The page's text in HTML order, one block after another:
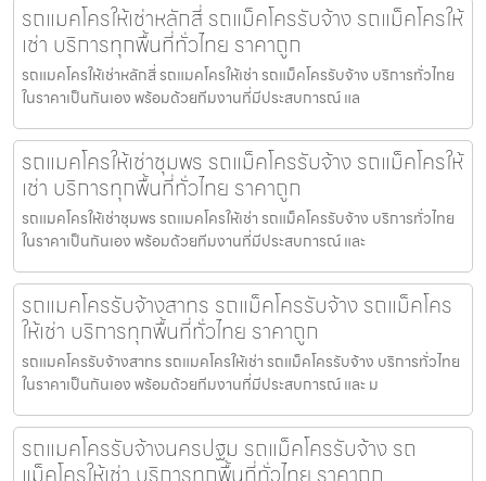
รถแมคโครให้เช่าหลักสี่ รถแม็คโครรับจ้าง รถแม็คโครให้
เช่า บริการทุกพื้นที่ทั่วไทย ราคาถูก
รถแมคโครให้เช่าหลักสี่ รถแมคโครให้เช่า รถแม็คโครรับจ้าง บริการทั่วไทย
ในราคาเป็นกันเอง พร้อมด้วยทีมงานที่มีประสบการณ์ แล
รถแมคโครให้เช่าชุมพร รถแม็คโครรับจ้าง รถแม็คโครให้
เช่า บริการทุกพื้นที่ทั่วไทย ราคาถูก
รถแมคโครให้เช่าชุมพร รถแมคโครให้เช่า รถแม็คโครรับจ้าง บริการทั่วไทย
ในราคาเป็นกันเอง พร้อมด้วยทีมงานที่มีประสบการณ์ และ
รถแมคโครรับจ้างสาทร รถแม็คโครรับจ้าง รถแม็คโคร
ให้เช่า บริการทุกพื้นที่ทั่วไทย ราคาถูก
รถแมคโครรับจ้างสาทร รถแมคโครให้เช่า รถแม็คโครรับจ้าง บริการทั่วไทย
ในราคาเป็นกันเอง พร้อมด้วยทีมงานที่มีประสบการณ์ และ ม
รถแมคโครรับจ้างนครปฐม รถแม็คโครรับจ้าง รถ